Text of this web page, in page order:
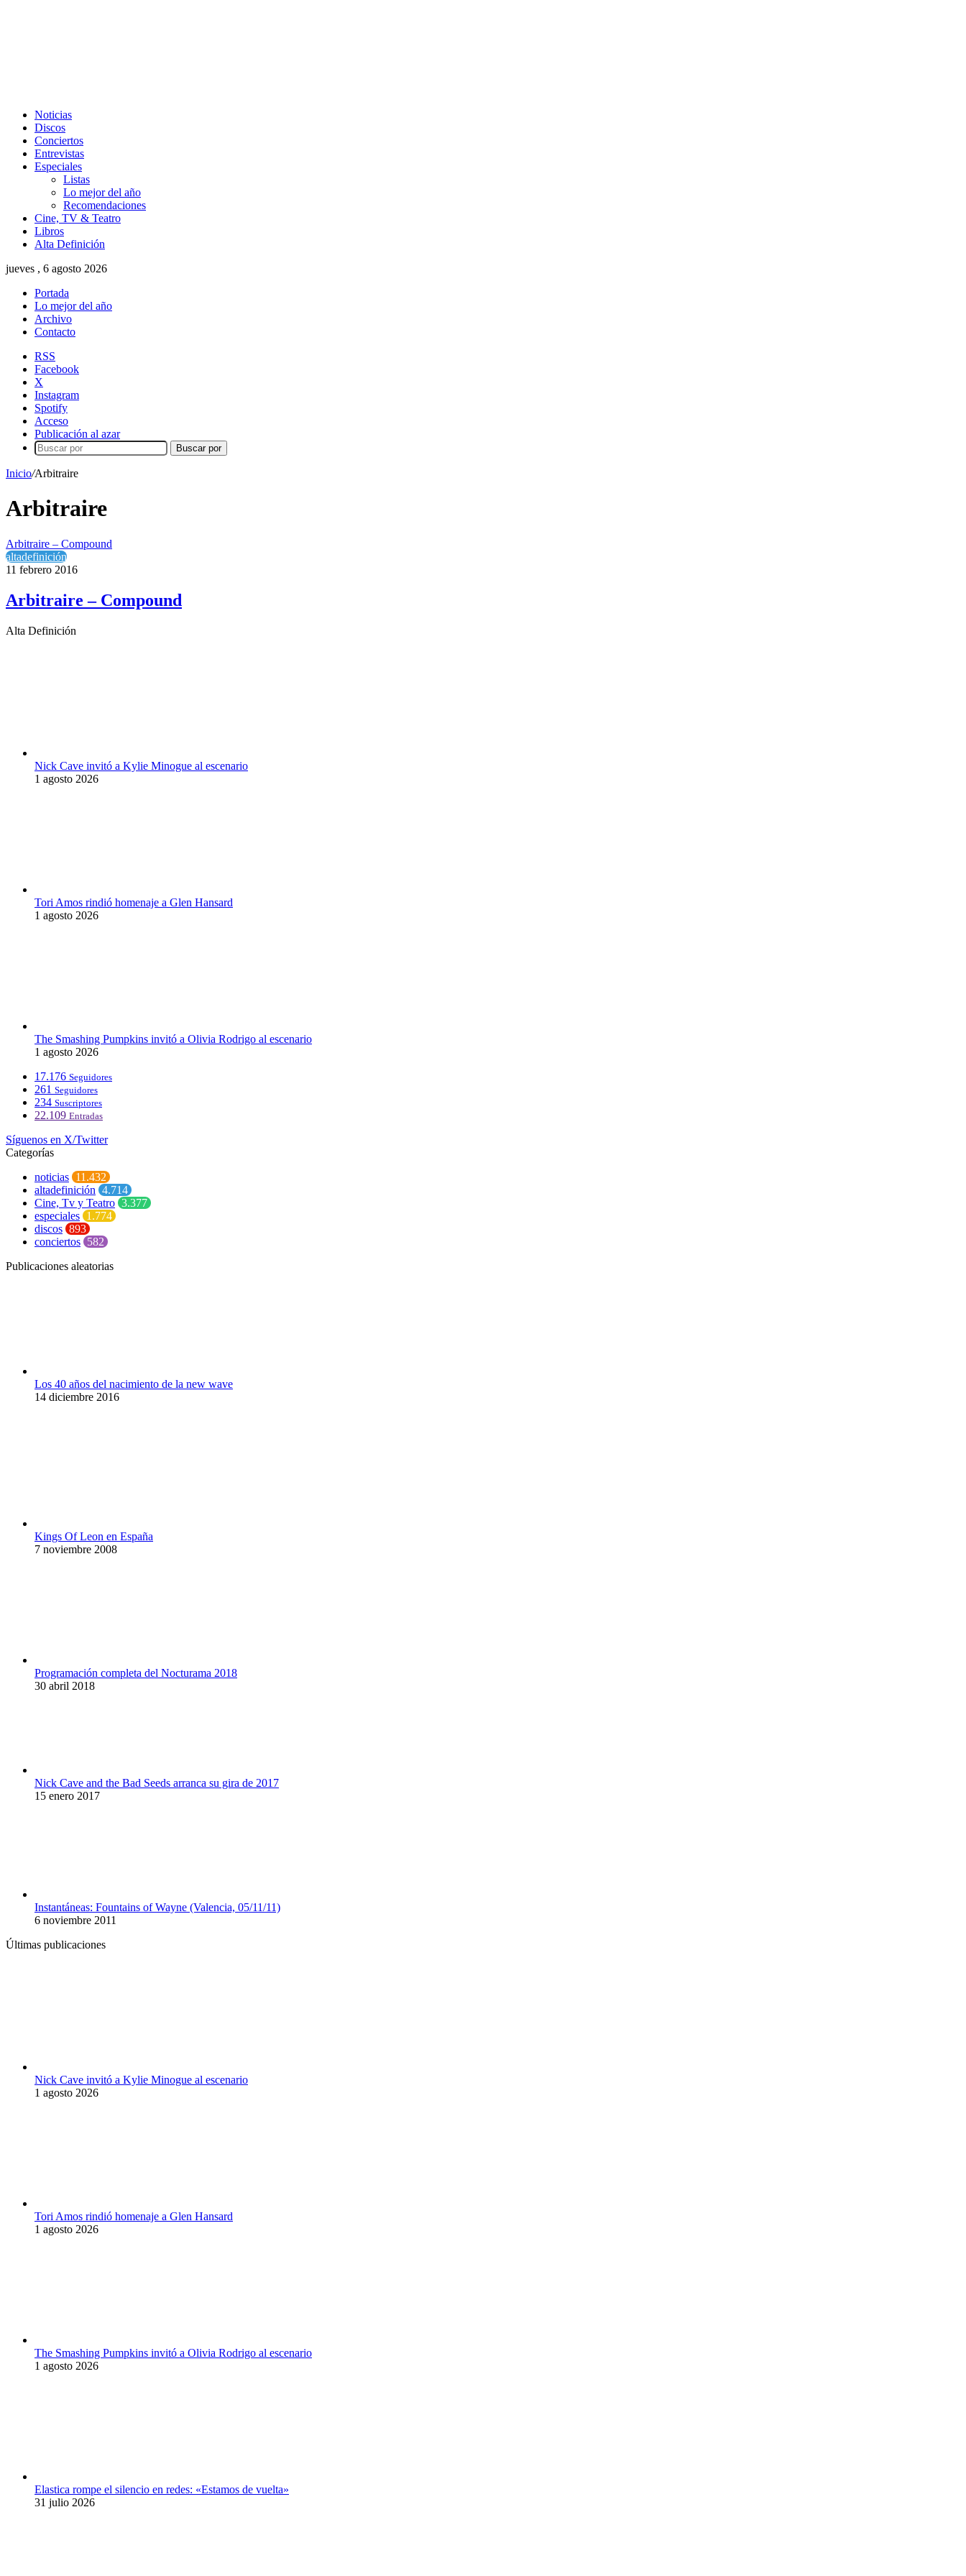
Noticias
Discos
Conciertos
Entrevistas
Especiales
Listas
Lo mejor del año
Recomendaciones
Cine, TV & Teatro
Libros
Alta Definición
jueves , 6 agosto 2026
Portada
Lo mejor del año
Archivo
Contacto
RSS
Facebook
X
Instagram
Spotify
Acceso
Publicación al azar
Buscar por
Inicio/Arbitraire
Arbitraire
Arbitraire – Compound
altadefinición
11 febrero 2016
Arbitraire – Compound
Alta Definición
Nick Cave invitó a Kylie Minogue al escenario
1 agosto 2026
Tori Amos rindió homenaje a Glen Hansard
1 agosto 2026
The Smashing Pumpkins invitó a Olivia Rodrigo al escenario
1 agosto 2026
17.176 Seguidores
261 Seguidores
234 Suscriptores
22.109 Entradas
Síguenos en X/Twitter
Categorías
noticias 11.432
altadefinición 4.714
Cine, Tv y Teatro 3.377
especiales 1.774
discos 893
conciertos 582
Publicaciones aleatorias
Los 40 años del nacimiento de la new wave
14 diciembre 2016
Kings Of Leon en España
7 noviembre 2008
Programación completa del Nocturama 2018
30 abril 2018
Nick Cave and the Bad Seeds arranca su gira de 2017
15 enero 2017
Instantáneas: Fountains of Wayne (Valencia, 05/11/11)
6 noviembre 2011
Últimas publicaciones
Nick Cave invitó a Kylie Minogue al escenario
1 agosto 2026
Tori Amos rindió homenaje a Glen Hansard
1 agosto 2026
The Smashing Pumpkins invitó a Olivia Rodrigo al escenario
1 agosto 2026
Elastica rompe el silencio en redes: «Estamos de vuelta»
31 julio 2026